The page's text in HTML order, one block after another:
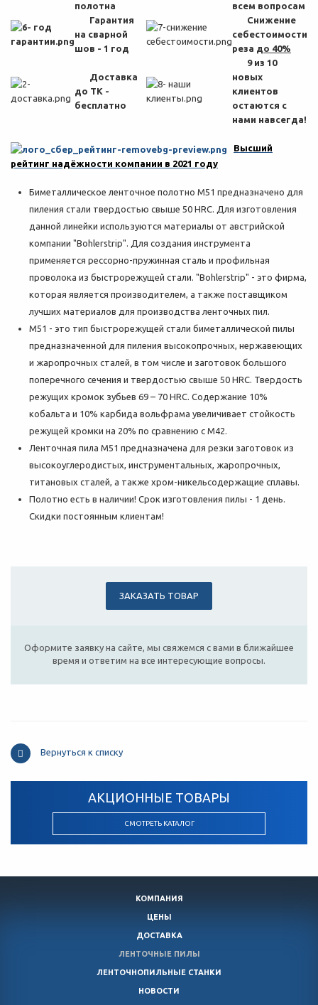
полотна
всем вопросам
Гарантия
на сварной
шов - 1 год
Снижение
себестоимости
реза до 40%
Доставка
до ТК -
бесплатно
9 из 10
новых
клиентов
остаются с
нами навсегда!
Высший
рейтинг надёжности компании в 2021 году
Биметаллическое ленточное полотно M51 предназначено для
пиления стали твердостью свыше 50 HRC. Для изготовления
данной линейки используются материалы от австрийской
компании "Bohlerstrip". Для создания инструмента
применяется рессорно-пружинная сталь и профильная
проволока из быстрорежущей стали. "Bohlerstrip" - это фирма,
которая является производителем, а также поставщиком
лучших материалов для производства ленточных пил.
M51 - это тип быстрорежущей стали биметаллической пилы
предназначенной для пиления высокопрочных, нержавеющих
и жаропрочных сталей, в том числе и заготовок большого
поперечного сечения и твердостью свыше 50 HRC. Твердость
режущих кромок зубьев 69 – 70 HRC. Содержание 10%
кобальта и 10% карбида вольфрама увеличивает стойкость
режущей кромки на 20% по сравнению с M42.
Ленточная пила М51 предназначена для резки заготовок из
высокоуглеродистых, инструментальных, жаропрочных,
титановых сталей, а также хром-никельсодержащие сплавы.
Полотно есть в наличии! Срок изготовления пилы - 1 день.
Скидки постоянным клиентам!
ЗАКАЗАТЬ ТОВАР
Оформите заявку на сайте, мы свяжемся с вами в ближайшее
время и ответим на все интересующие вопросы.
Вернуться к списку
АКЦИОННЫЕ ТОВАРЫ
СМОТРЕТЬ КАТАЛОГ
КОМПАНИЯ
ЦЕНЫ
ДОСТАВКА
ЛЕНТОЧНЫЕ ПИЛЫ
ЛЕНТОЧНОПИЛЬНЫЕ СТАНКИ
НОВОСТИ